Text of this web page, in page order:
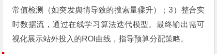
常值检测（如突发舆情导致的搜索量骤升）；3）整合实
时数据流，通过在线学习算法迭代模型。最终输出需可
视化展示站外投入的ROI曲线，指导预算分配策略。